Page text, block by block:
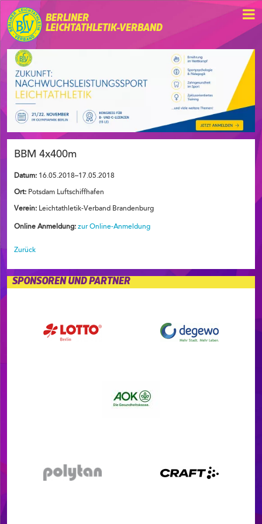
BERLINER
LEICHTATHLETIK-VERBAND
BBM 4x400m
Datum: 16.05.2018–17.05.2018
Ort: Potsdam Luftschiffhafen
Verein: Leichtathletik-Verband Brandenburg
Online Anmeldung: zur Online-Anmeldung
Zurück
SPONSOREN UND PARTNER